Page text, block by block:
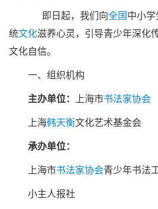
即日起，我们向全国中小
统文化滋养心灵，引导青少年深化
文化自信。
一、组织机构
主办单位： 上海市书法家协会
上海韩天衡文化艺术基金会
承办单位：
上海市书法家协会青少年书法
小主人报社